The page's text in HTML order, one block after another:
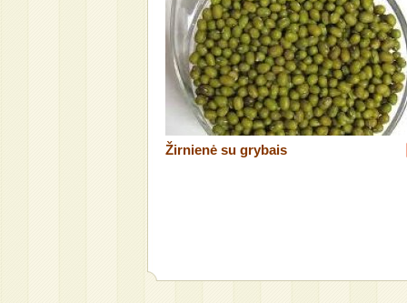
Žirnienė su grybais